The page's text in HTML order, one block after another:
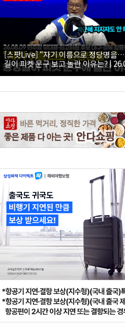
[스팟Live] “자기 이름으로 정당명을
길이 피켓 문구 보고 놀란 이유는? |
더불어민주당 당대표·최고위원 후보